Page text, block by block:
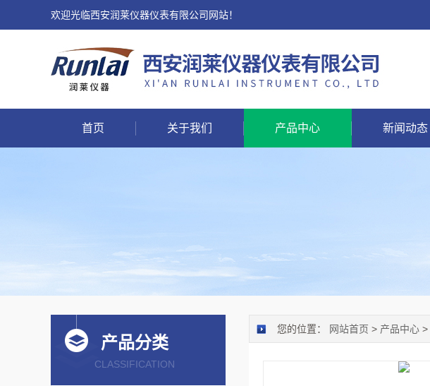
欢迎光临西安润莱仪器仪表有限公司网站！
首页 关于我们 产品中心 新闻动态
您的位置： 网站首页 > 产品中心 >
产品分类
CLASSIFICATION